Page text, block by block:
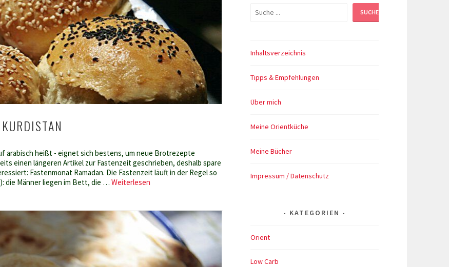
arabisch heißt - eignet sich bestens, um neue Brotrezepte
einen längeren Artikel zur Fastenzeit geschrieben, deshalb spare
Fastenmonat Ramadan. Die Fastenzeit läuft in der Regel so
die Männer liegen im Bett, die … Weiterlesen
Suchen SUCHEN
Inhaltsverzeichnis
Tipps & Empfehlungen
Über mich
Meine Orientküche
Meine Bücher
Impressum / Datenschutz
KATEGORIEN
Orient
Low Carb